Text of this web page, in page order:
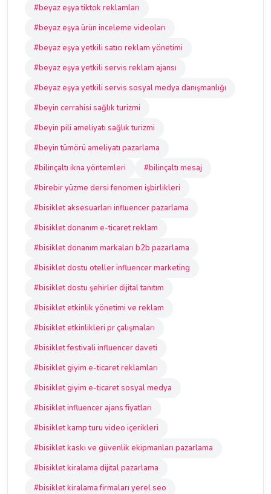
#beyaz eşya tiktok reklamları
#beyaz eşya ürün inceleme videoları
#beyaz eşya yetkili satıcı reklam yönetimi
#beyaz eşya yetkili servis reklam ajansı
#beyaz eşya yetkili servis sosyal medya danışmanlığı
#beyin cerrahisi sağlık turizmi
#beyin pili ameliyatı sağlık turizmi
#beyin tümörü ameliyatı pazarlama
#bilinçaltı ikna yöntemleri
#bilinçaltı mesaj
#birebir yüzme dersi fenomen işbirlikleri
#bisiklet aksesuarları influencer pazarlama
#bisiklet donanım e-ticaret reklam
#bisiklet donanım markaları b2b pazarlama
#bisiklet dostu oteller influencer marketing
#bisiklet dostu şehirler dijital tanıtım
#bisiklet etkinlik yönetimi ve reklam
#bisiklet etkinlikleri pr çalışmaları
#bisiklet festivali influencer daveti
#bisiklet giyim e-ticaret reklamları
#bisiklet giyim e-ticaret sosyal medya
#bisiklet influencer ajans fiyatları
#bisiklet kamp turu video içerikleri
#bisiklet kaskı ve güvenlik ekipmanları pazarlama
#bisiklet kiralama dijital pazarlama
#bisiklet kiralama firmaları yerel seo